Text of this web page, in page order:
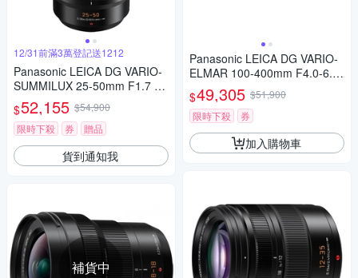
12/31前滿3萬登記送1212
Panasonic LEICA DG VARIO-
SUMMILUX 25-50mm F1.7 AS
PH. 望遠變焦鏡頭 公司貨
$52,155 $54,900
限時下殺
券 贈品
貨到通知我
補貨中
Panasonic LEICA DG VARIO-
ELMAR 100-400mm F4.0-6.3
II ASPH.POWER O.I.S. 超長焦
變焦鏡頭 公司貨 H-RSA10040
0G
$49,305 $51,900
限時下殺
券
加入購物車